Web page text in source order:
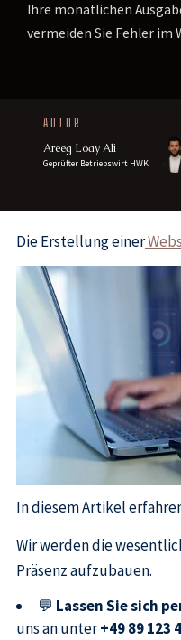
Ihre monatlichen
vermeiden Sie Fehler im
AUTOR
Areeg Loay Ali
Geprüfter Betriebswirt HWK
Die Erstellung einer
In diesem Artikel
Wir werden die
Präsenz aufzubauen.
💬 Lassen Sie sich
uns an unter+49 89 123